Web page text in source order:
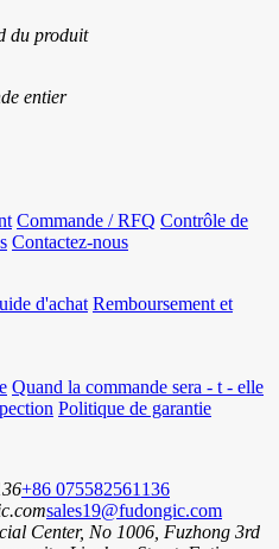
du produit
entier
Commande / RFQ Contrôle de
Contactez-nous
d'achat Remboursement et
Quand la commande sera - t - elle
Politique de garantie
+86 075582561136
sales19@fudongic.com